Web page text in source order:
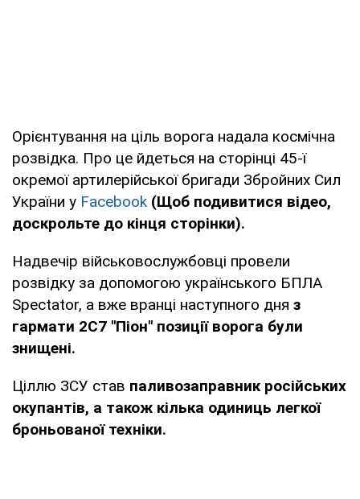
Орієнтування на ціль ворога надала космічна
розвідка. Про це йдеться на сторінці 45-ї
окремої артилерійської бригади Збройних Сил
України у Facebook (Щоб подивитися відео,
доскрольте до кінця сторінки).
Надвечір військовослужбовці провели
розвідку за допомогою українського БПЛА
Spectator, а вже вранці наступного дня з
гармати 2C7 "Піон" позиції ворога були
знищені.
Ціллю ЗСУ став паливозаправник російських
окупантів, а також кілька одиниць легкої
броньованої техніки.